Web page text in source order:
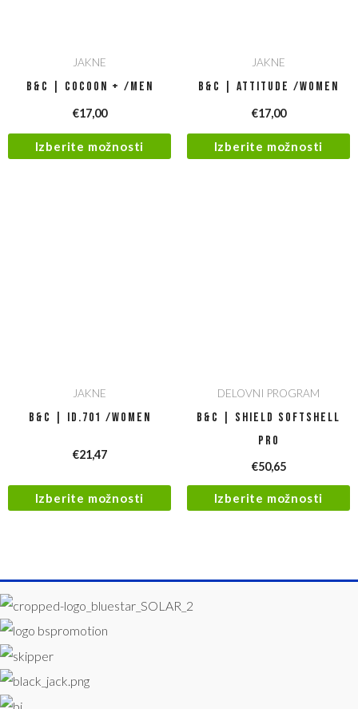
JAKNE
B&C | Cocoon + /men
€17,00
Izberite možnosti
JAKNE
B&C | Attitude /women
€17,00
Izberite možnosti
JAKNE
B&C | ID.701 /women
€21,47
Izberite možnosti
DELOVNI PROGRAM
B&C | Shield Softshell
Pro
€50,65
Izberite možnosti